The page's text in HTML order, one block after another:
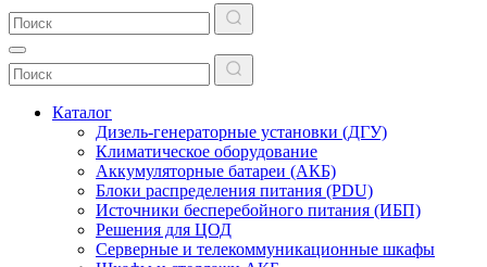
Каталог
Дизель-генераторные установки (ДГУ)
Климатическое оборудование
Аккумуляторные батареи (АКБ)
Блоки распределения питания (PDU)
Источники бесперебойного питания (ИБП)
Решения для ЦОД
Серверные и телекоммуникационные шкафы